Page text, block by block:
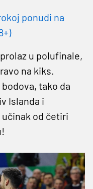
ponudi na
u polufinale,
na kiks.
tako da
Islanda i
od četiri